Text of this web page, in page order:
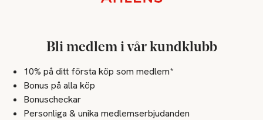
Bli medlem i vår kundklubb
10% på ditt första köp som medlem*
Bonus på alla köp
Bonuscheckar
Personliga & unika medlemserbjudanden